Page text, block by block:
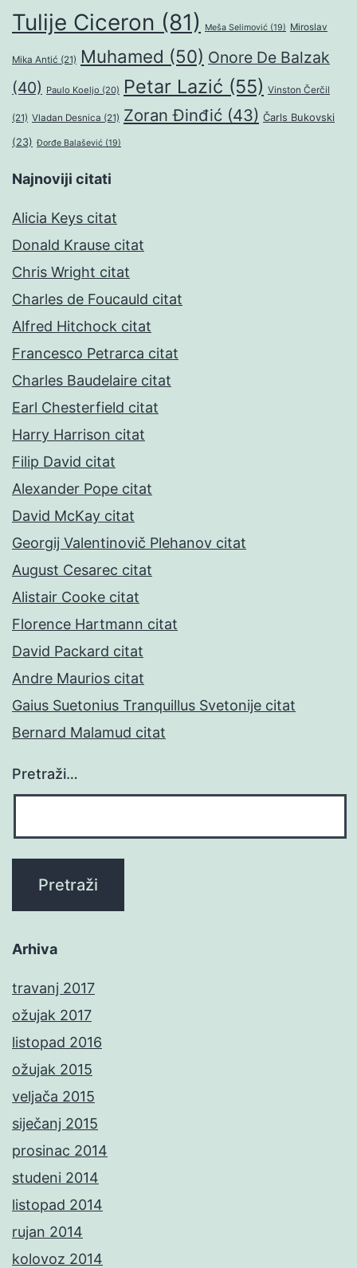
Tulije Ciceron (81) Meša Selimović (19) Miroslav
Mika Antić (21) Muhamed (50) Onore De Balzak
(40) Paulo Koeljo (20) Petar Lazić (55) Vinston Čerčil
(21) Vladan Desnica (21) Zoran Đinđić (43) Čarls Bukovski
(23) Đorđe Balašević (19)
Najnoviji citati
Alicia Keys citat
Donald Krause citat
Chris Wright citat
Charles de Foucauld citat
Alfred Hitchock citat
Francesco Petrarca citat
Charles Baudelaire citat
Earl Chesterfield citat
Harry Harrison citat
Filip David citat
Alexander Pope citat
David McKay citat
Georgij Valentinovič Plehanov citat
August Cesarec citat
Alistair Cooke citat
Florence Hartmann citat
David Packard citat
Andre Maurios citat
Gaius Suetonius Tranquillus Svetonije citat
Bernard Malamud citat
Pretraži…
Arhiva
travanj 2017
ožujak 2017
listopad 2016
ožujak 2015
veljača 2015
siječanj 2015
prosinac 2014
studeni 2014
listopad 2014
rujan 2014
kolovoz 2014